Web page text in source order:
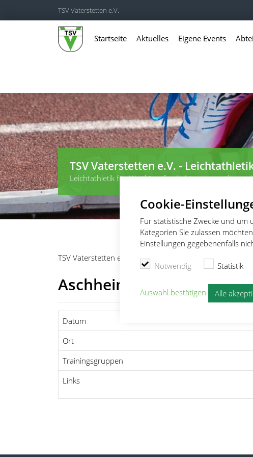
Cookie-
Für statistische Zwecke und um
Kategorien Sie zulassen
Einstellungen gegebenenfalls
Notwendig Statistik
Auswahl bestätigen Alle
TSV Vaterstetten e.V.
Startseite Aktuelles Eigene Events
TSV Vaterstetten e.V. -
Leichtathletik für Wettkämpfer, Leistungssportler
TSV Vaterstetten e.V. Leichtathletik Wettkämpfe
Aschheimer Mehrkampftag
Datum
Ort
Trainingsgruppen
Links